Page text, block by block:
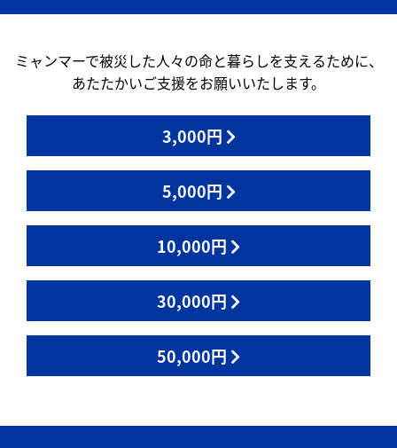
ミャンマーで被災した人々の命と暮らしを支えるために、
あたたかいご支援をお願いいたします。
3,000円
5,000円
10,000円
30,000円
50,000円